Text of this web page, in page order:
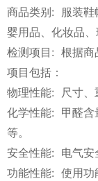
商品类别: 服装鞋
婴用品、化妆品、
检测项目: 根据商
项目包括：
物理性能: 尺寸、
化学性能: 甲醛含
等。
安全性能: 电气安
功能性能: 使用功